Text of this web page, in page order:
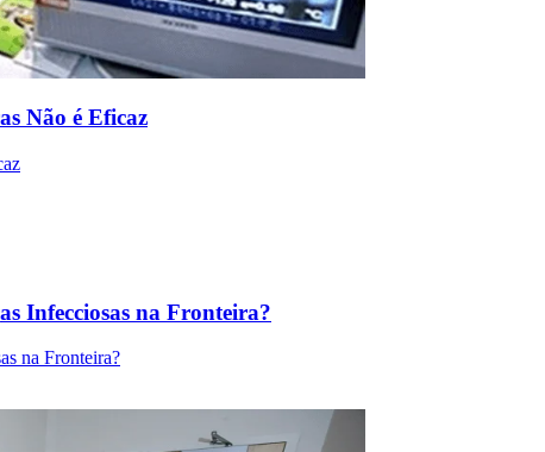
Não é Eficaz
Infecciosas na Fronteira?
na Fronteira?